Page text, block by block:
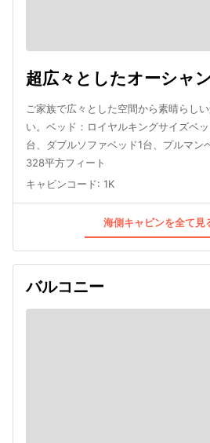
超広々としたオーシャ
ご家族で広々とした空間から素晴らし
い。ベッド：ロイヤルキングサイズベ
台、ダブルソファベッド1台、プルマン
328平方フィート
キャビンコード: 1K
海側キャビンを全て見
バルコニー